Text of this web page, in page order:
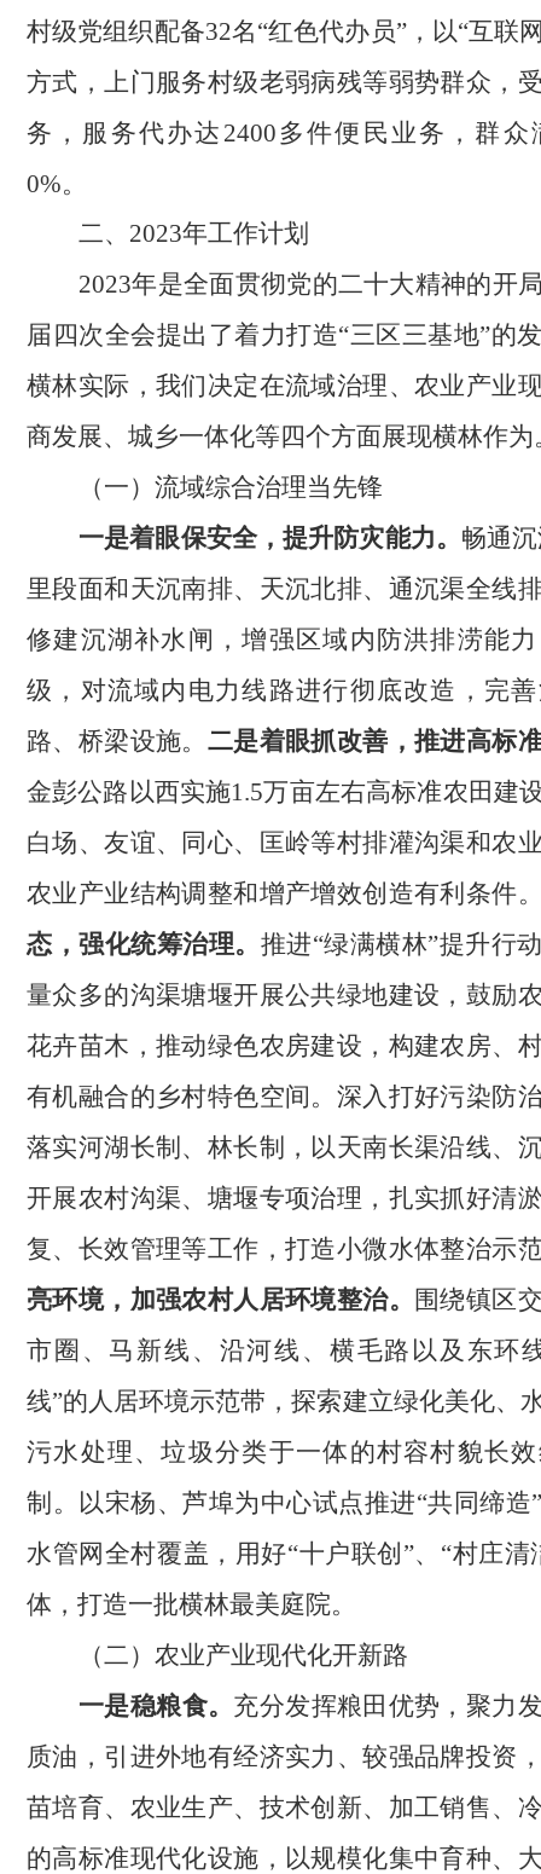
村级党组织配备32名“红色代办员”，以“互联
方式，上门服务村级老弱病残等弱势群众，
务，服务代办达2400多件便民业务，群众
0%。
二、 2023年工作计划
2023年是全面贯彻党的二十大精神的开
届四次全会提出了着力打造“三区三基地”的
横林实际，我们决定在流域治理、农业产业
商发展、城乡一体化等四个方面展现横林作为
（一）流域综合治理当先锋
一是着眼保安全，提升防灾能力。 畅通
里段面和天沉南排、天沉北排、通沉渠全线
修建沉湖补水闸，增强区域内防洪排涝能
级，对流域内电力线路进行彻底改造，完
路、桥梁设施。 二是着眼抓改善，推进高标
金彭公路以西实施1.5万亩左右高标准农田建
白场、友谊、同心、匡岭等村排灌沟渠和农
农业产业结构调整和增产增效创造有利条件
态，强化统筹治理。 推进“绿满横林”提升行
量众多的沟渠塘堰开展公共绿地建设，鼓励
花卉苗木，推动绿色农房建设，构建农房、
有机融合的乡村特色空间。深入打好污染防
落实河湖长制、林长制，以天南长渠沿线、
开展农村沟渠、塘堰专项治理，扎实抓好清
复、长效管理等工作，打造小微水体整治示
亮环境，加强农村人居环境整治。
围绕镇区
市圈、马新线、沿河线、横毛路以及东环
线”的人居环境示范带，探索建立绿化美化、
污水处理、垃圾分类于一体的村容村貌长
制。以宋杨、芦埠为中心试点推进“共同缔造
水管网全村覆盖，用好“十户联创”、“村庄清
体，打造一批横林最美庭院。
（二） 农业产业现代化开新路
一是稳粮食。 充分发挥粮田优势，聚力
质油，引进外地有经济实力、较强品牌投资
苗培育、农业生产、技术创新、加工销售、
的高标准现代化设施，以规模化集中育种、